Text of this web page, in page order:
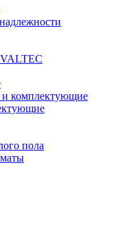
и комплектующие
пола